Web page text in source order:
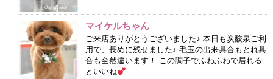
マイケルちゃん
ご来店ありがとうございました♪ 本日も炭酸泉ご利
用で、長めに残せました♪ 毛玉の出来具合もとれ具
合も全然違います！ この調子でふわふわで居れる
といいね